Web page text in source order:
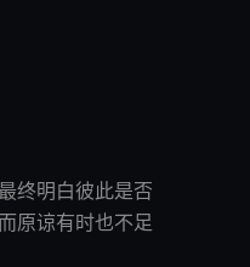
终明白彼此是否
原谅有时也不足